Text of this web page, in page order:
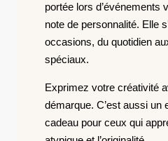
portée lors d’événements
note de personnalité. Elle
occasions, du quotidien
spéciaux.
Exprimez votre créativité
démarque. C’est aussi un
cadeau pour ceux qui